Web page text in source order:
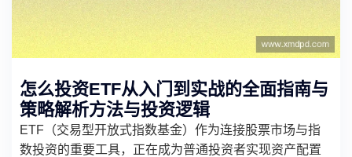
怎么投资ETF从入门到实战的全面指南与
策略解析方法与投资逻辑
ETF（交易型开放式指数基金）作为连接股票市场与指
数投资的重要工具，正在成为普通投资者实现资产配置